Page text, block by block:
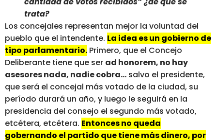
trata?
Los concejales representan mejor la voluntad del
pueblo que el intendente. La idea es un gobierno de
tipo parlamentario. Primero, que el Concejo
Deliberante tiene que ser ad honorem, no hay
asesores nada, nadie cobra… salvo el presidente,
que será el concejal más votado de la ciudad, su
período durará un año, y luego le seguirá en la
presidencia del consejo el segundo más votado,
etcétera, etcétera. Entonces no queda
gobernando el partido que tiene más dinero, por